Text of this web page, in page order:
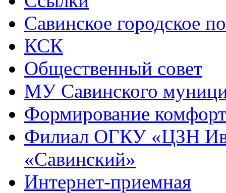
Савинское городское
КСК
Общественный совет
МУ Савинского
Формирование
Филиал ОГКУ «ЦЗН
«Савинский»
Интернет-приемная